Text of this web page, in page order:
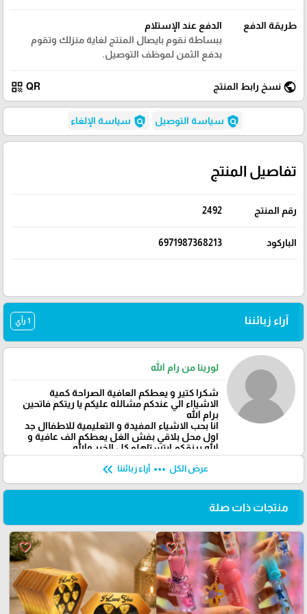
طريقة الدفع
الدفع عند الإستلام
ببساطة نقوم بايصال المنتج لغاية منزلك وتقوم
بدفع الثمن لموظف التوصيل.
public نسخ رابط المنتج QR
qr_code
policy سياسة التوصيل policy سياسة الإلغاء
تفاصيل المنتج
رقم المنتج 2492
الباركود 6971987368213
آراء زبائننا 1 رأي
لورينا من رام الله
شكرا كتير و يعطكم العافية الصراحة كمية
الاشيااء الي عندكم مشالله عليكم يا ريتكم فاتحين
برام الله
انا بحب الاشياء المفيدة و التعليمية للاطفاال جد
اول محل بلاقي بفش الغل يعطكم الف عافية و
الله يرزقكم ابتستاهلو كل الخير والله
عرض الكل more_horiz آراء زبائننا keyboard_double_arrow_left
منتجات ذات صلة
favorite_border
favorite_border